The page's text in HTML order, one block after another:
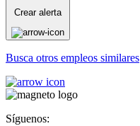
Crear alerta
Busca otros empleos similares
Síguenos: